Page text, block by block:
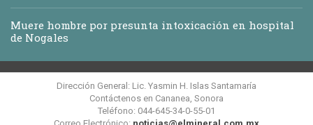
Muere hombre por presunta intoxicación en hospital
de Nogales
Dirección General: Lic. Yasmin H. Islas Santamaría
Contáctenos en Cananea, Sonora
Teléfono: 044-645-34-0-55-01